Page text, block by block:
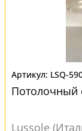
LSQ-
Потолочный
Lussole